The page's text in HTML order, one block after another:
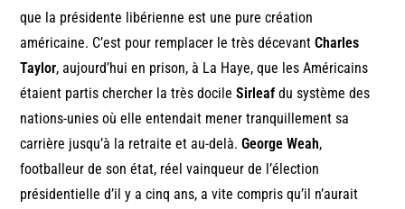
que la présidente libérienne est une pure création
américaine. C’est pour remplacer le très décevantCharles
Taylor, aujourd’hui en prison, à La Haye, que les Américains
étaient partis chercher la très docileSirleaf du système des
nations-unies où elle entendait mener tranquillement sa
carrière jusqu’à la retraite et au-delà.George Weah,
footballeur de son état, réel vainqueur de l’élection
présidentielle d’il y a cinq ans, a vite compris qu’il n’aurait